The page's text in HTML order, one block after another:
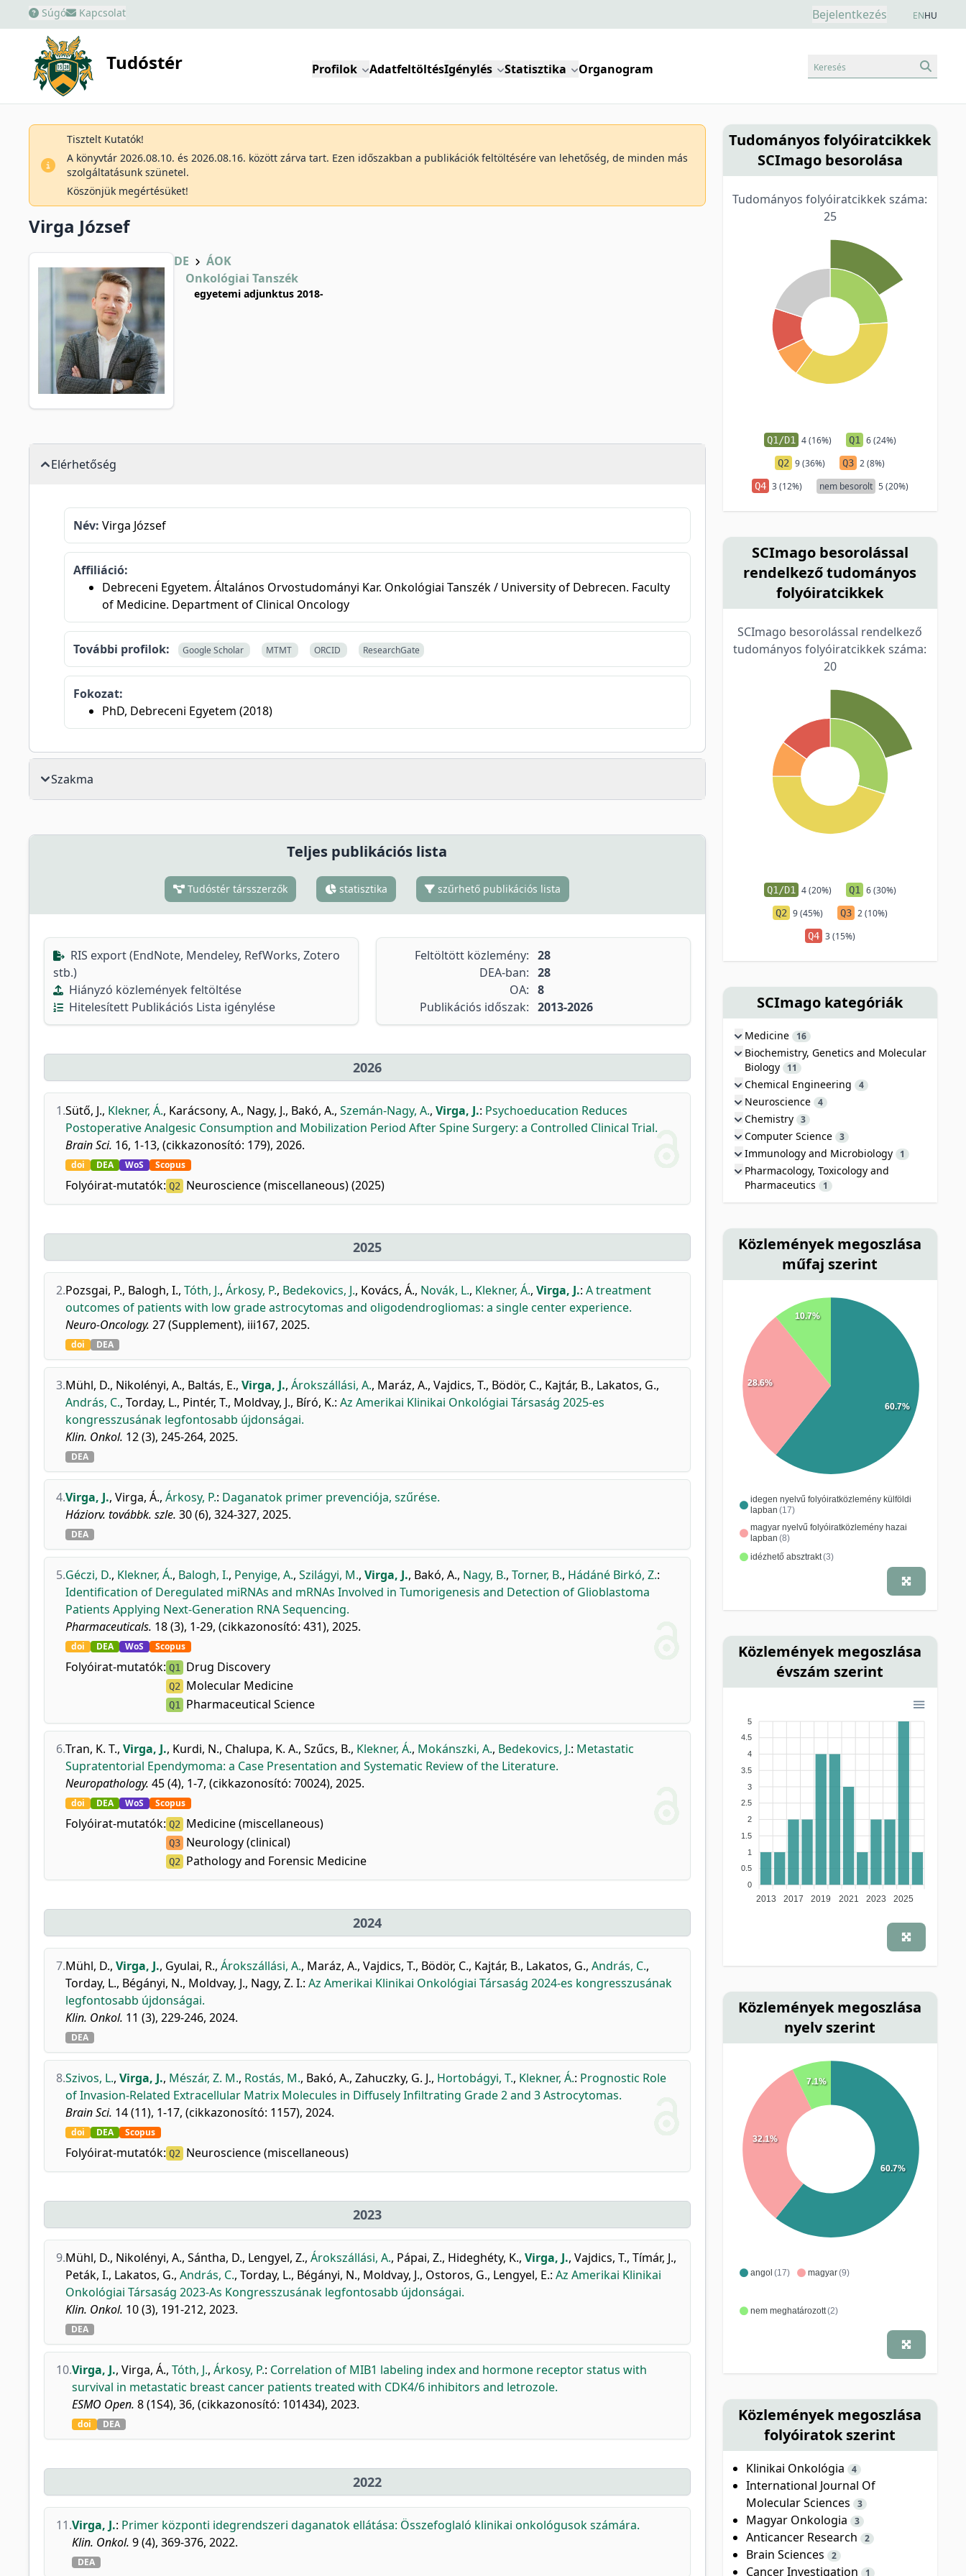
Súgó Kapcsolat Bejelentkezés ENHU
Tudóstér Profilok AdatfeltöltésIgénylés Statisztika Organogram Keresés
Tisztelt Kutatók!
A könyvtár 2026.08.10. és 2026.08.16. között zárva tart. Ezen időszakban a publikációk feltöltésére van lehetőség, de minden más
szolgáltatásunk szünetel.
Köszönjük megértésüket!
Virga József
DE
ÁOK
Onkológiai Tanszék
egyetemi adjunktus 2018-
Elérhetőség
Név: Virga József
Affiliáció:
Debreceni Egyetem. Általános Orvostudományi Kar. Onkológiai Tanszék / University of Debrecen. Faculty
of Medicine. Department of Clinical Oncology
További profilok: Google Scholar MTMT ORCID ResearchGate
Fokozat:
PhD, Debreceni Egyetem (2018)
Szakma
Teljes publikációs lista
Tudóstér társszerzők statisztika szűrhető publikációs lista
RIS export (EndNote, Mendeley, RefWorks, Zotero
stb.)
Hiányzó közlemények feltöltése
Hitelesített Publikációs Lista igénylése
Feltöltött közlemény: 28
DEA-ban: 28
OA: 8
Publikációs időszak: 2013-2026
2026
1.Sütő, J., Klekner, Á., Karácsony, A., Nagy, J., Bakó, A., Szemán-Nagy, A., Virga, J.: Psychoeducation Reduces
Postoperative Analgesic Consumption and Mobilization Period After Spine Surgery: a Controlled Clinical Trial.
Brain Sci. 16, 1-13, (cikkazonosító: 179), 2026.
doi DEA WoS Scopus
Folyóirat-mutatók: Q2 Neuroscience (miscellaneous) (2025)
2025
2.Pozsgai, P., Balogh, I., Tóth, J., Árkosy, P., Bedekovics, J., Kovács, Á., Novák, L., Klekner, Á., Virga, J.: A treatment
outcomes of patients with low grade astrocytomas and oligodendrogliomas: a single center experience.
Neuro-Oncology. 27 (Supplement), iii167, 2025.
doi DEA
3.Mühl, D., Nikolényi, A., Baltás, E., Virga, J., Árokszállási, A., Maráz, A., Vajdics, T., Bödör, C., Kajtár, B., Lakatos, G.,
András, C., Torday, L., Pintér, T., Moldvay, J., Bíró, K.: Az Amerikai Klinikai Onkológiai Társaság 2025-es
kongresszusának legfontosabb újdonságai.
Klin. Onkol. 12 (3), 245-264, 2025.
DEA
4.Virga, J., Virga, Á., Árkosy, P.: Daganatok primer prevenciója, szűrése.
Háziorv. továbbk. szle. 30 (6), 324-327, 2025.
DEA
5.Géczi, D., Klekner, Á., Balogh, I., Penyige, A., Szilágyi, M., Virga, J., Bakó, A., Nagy, B., Torner, B., Hádáné Birkó, Z.:
Identification of Deregulated miRNAs and mRNAs Involved in Tumorigenesis and Detection of Glioblastoma
Patients Applying Next-Generation RNA Sequencing.
Pharmaceuticals. 18 (3), 1-29, (cikkazonosító: 431), 2025.
doi DEA WoS Scopus
Folyóirat-mutatók: Q1 Drug Discovery
Q2 Molecular Medicine
Q1 Pharmaceutical Science
6.Tran, K. T., Virga, J., Kurdi, N., Chalupa, K. A., Szűcs, B., Klekner, Á., Mokánszki, A., Bedekovics, J.: Metastatic
Supratentorial Ependymoma: a Case Presentation and Systematic Review of the Literature.
Neuropathology. 45 (4), 1-7, (cikkazonosító: 70024), 2025.
doi DEA WoS Scopus
Folyóirat-mutatók: Q2 Medicine (miscellaneous)
Q3 Neurology (clinical)
Q2 Pathology and Forensic Medicine
2024
7.Mühl, D., Virga, J., Gyulai, R., Árokszállási, A., Maráz, A., Vajdics, T., Bödör, C., Kajtár, B., Lakatos, G., András, C.,
Torday, L., Bégányi, N., Moldvay, J., Nagy, Z. I.: Az Amerikai Klinikai Onkológiai Társaság 2024-es kongresszusának
legfontosabb újdonságai.
Klin. Onkol. 11 (3), 229-246, 2024.
DEA
8.Szivos, L., Virga, J., Mészár, Z. M., Rostás, M., Bakó, A., Zahuczky, G. J., Hortobágyi, T., Klekner, Á.: Prognostic Role
of Invasion-Related Extracellular Matrix Molecules in Diffusely Infiltrating Grade 2 and 3 Astrocytomas.
Brain Sci. 14 (11), 1-17, (cikkazonosító: 1157), 2024.
doi DEA Scopus
Folyóirat-mutatók: Q2 Neuroscience (miscellaneous)
2023
9.Mühl, D., Nikolényi, A., Sántha, D., Lengyel, Z., Árokszállási, A., Pápai, Z., Hideghéty, K., Virga, J., Vajdics, T., Tímár, J.,
Peták, I., Lakatos, G., András, C., Torday, L., Bégányi, N., Moldvay, J., Ostoros, G., Lengyel, E.: Az Amerikai Klinikai
Onkológiai Társaság 2023-As Kongresszusának legfontosabb újdonságai.
Klin. Onkol. 10 (3), 191-212, 2023.
DEA
10.Virga, J., Virga, Á., Tóth, J., Árkosy, P.: Correlation of MIB1 labeling index and hormone receptor status with
survival in metastatic breast cancer patients treated with CDK4/6 inhibitors and letrozole.
ESMO Open. 8 (1S4), 36, (cikkazonosító: 101434), 2023.
doi DEA
2022
11.Virga, J.: Primer központi idegrendszeri daganatok ellátása: Összefoglaló klinikai onkológusok számára.
Klin. Onkol. 9 (4), 369-376, 2022.
DEA
Tudományos folyóiratcikkek
SCImago besorolása
Tudományos folyóiratcikkek száma:
25
Q1/D1 4 (16%) Q1 6 (24%)
Q2 9 (36%) Q3 2 (8%)
Q4 3 (12%) nem besorolt 5 (20%)
SCImago besorolással
rendelkező tudományos
folyóiratcikkek
SCImago besorolással rendelkező
tudományos folyóiratcikkek száma:
20
Q1/D1 4 (20%) Q1 6 (30%)
Q2 9 (45%) Q3 2 (10%)
Q4 3 (15%)
SCImago kategóriák
Medicine 16
Biochemistry, Genetics and Molecular
Biology
11
Chemical Engineering 4
Neuroscience 4
Chemistry 3
Computer Science 3
Immunology and Microbiology 1
Pharmacology, Toxicology and
Pharmaceutics
1
Közlemények megoszlása
műfaj szerint
idegen nyelvű folyóiratközlemény külföldi
lapban (17)
magyar nyelvű folyóiratközlemény hazai
lapban (8)
idézhető absztrakt(3)
60.7%
28.6%
10.7%
Közlemények megoszlása
évszám szerint
5
4.5
4
3.5
3
2.5
2
1.5
1
0.5
0
2013 2017 2019 2021 2023 2025
Közlemények megoszlása
nyelv szerint
angol (17) magyar(9)
nem meghatározott(2)
60.7%
32.1%
7.1%
Közlemények megoszlása
folyóiratok szerint
Klinikai Onkológia 4
International Journal Of
Molecular Sciences
3
Magyar Onkologia 3
Anticancer Research 2
Brain Sciences 2
Cancer Investigation 1